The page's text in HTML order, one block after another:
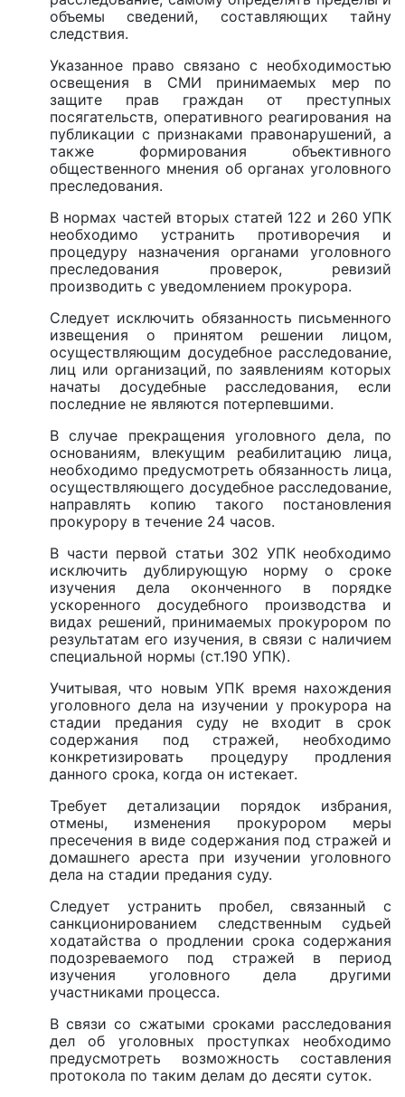
объемы сведений, составляющих тайну
следствия.
Указанное право связано с необходимостью
освещения в СМИ принимаемых мер по
защите прав граждан от преступных
посягательств, оперативного реагирования на
публикации с признаками правонарушений, а
также формирования объективного
общественного мнения об органах уголовного
преследования.
В нормах частей вторых статей 122 и 260 УПК
необходимо устранить противоречия и
процедуру назначения органами уголовного
преследования проверок, ревизий
производить с уведомлением прокурора.
Следует исключить обязанность письменного
извещения о принятом решении лицом,
осуществляющим досудебное расследование,
лиц или организаций, по заявлениям которых
начаты досудебные расследования, если
последние не являются потерпевшими.
В случае прекращения уголовного дела, по
основаниям, влекущим реабилитацию лица,
необходимо предусмотреть обязанность лица,
осуществляющего досудебное расследование,
направлять копию такого постановления
прокурору в течение 24 часов.
В части первой статьи 302 УПК необходимо
исключить дублирующую норму о сроке
изучения дела оконченного в порядке
ускоренного досудебного производства и
видах решений, принимаемых прокурором по
результатам его изучения, в связи с наличием
специальной нормы (ст.190 УПК).
Учитывая, что новым УПК время нахождения
уголовного дела на изучении у прокурора на
стадии предания суду не входит в срок
содержания под стражей, необходимо
конкретизировать процедуру продления
данного срока, когда он истекает.
Требует детализации порядок избрания,
отмены, изменения прокурором меры
пресечения в виде содержания под стражей и
домашнего ареста при изучении уголовного
дела на стадии предания суду.
Следует устранить пробел, связанный с
санкционированием следственным судьей
ходатайства о продлении срока содержания
подозреваемого под стражей в период
изучения уголовного дела другими
участниками процесса.
В связи со сжатыми сроками расследования
дел об уголовных проступках необходимо
предусмотреть возможность составления
протокола по таким делам до десяти суток.